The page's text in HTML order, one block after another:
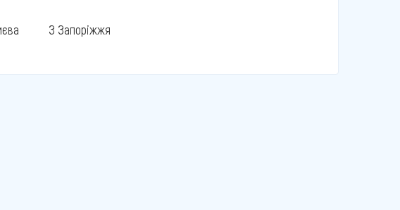
З Запоріжжя